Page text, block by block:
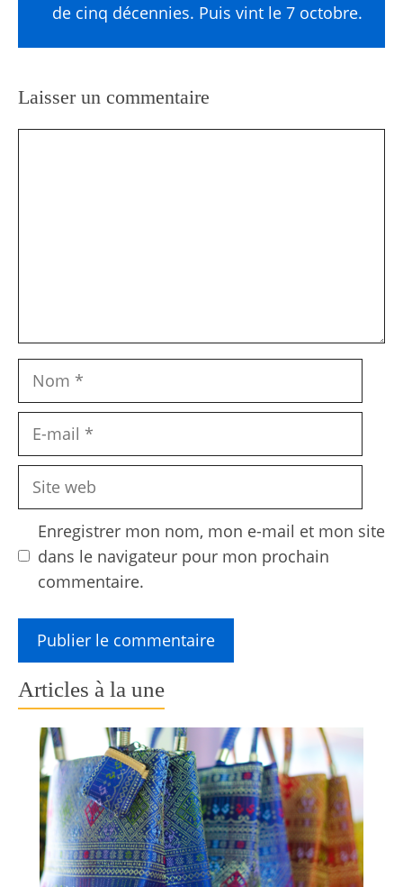
de cinq décennies. Puis vint le 7 octobre.
Laisser un commentaire
Nom
Site
Enregistrer mon nom, mon e-mail et mon site
dans le navigateur pour mon prochain
commentaire.
Articles à la une